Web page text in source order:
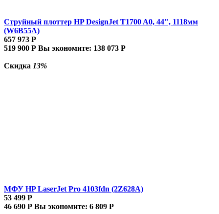
Струйный плоттер HP DesignJet T1700 A0, 44", 1118мм
(W6B55A)
657 973 Р
519 900 Р Вы экономите: 138 073 Р
Скидка 13%
МФУ HP LaserJet Pro 4103fdn (2Z628A)
53 499 Р
46 690 Р Вы экономите: 6 809 Р